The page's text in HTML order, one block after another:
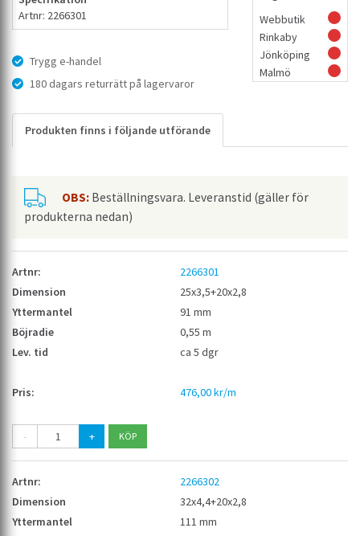
Artnr: 2266301
Trygg e-handel
180 dagars returrätt på lagervaror
Webbutik
Rinkaby
Jönköping
Malmö
Produkten finns i följande utförande
OBS: Beställningsvara. Leveranstid (gäller för
produkterna nedan)
2266301
25x3,5+20x2,8
91 mm
0,55 m
ca 5 dgr
476,00 kr/m
- +
2266302
32x4,4+20x2,8
111 mm